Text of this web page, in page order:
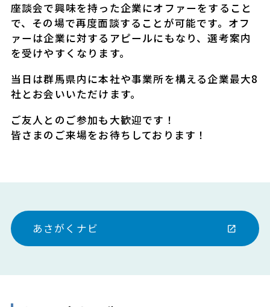
座談会で興味を持った企業にオファーをすること
で、その場で再度面談することが可能です。オフ
ァーは企業に対するアピールにもなり、選考案内
を受けやすくなります。
当日は群馬県内に本社や事業所を構える企業最大8
社とお会いいただけます。
ご友人とのご参加も大歓迎です！
皆さまのご来場をお待ちしております！
あさがくナビ